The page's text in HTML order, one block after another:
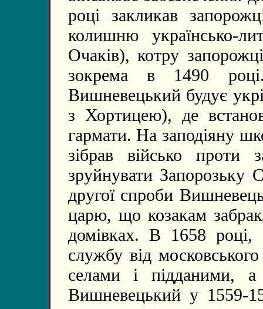
році закликав
колишню українсько-
Очаків), котру
зокрема в 1490
Вишневецький будує
з Хортицею), де
гармати. На заподіяну
зібрав військо проти
зруйнувати Запорозьку
другої спроби
царю, що козакам
домівках. В 1658
службу від
селами і підданими,
Вишневецький у 1559-